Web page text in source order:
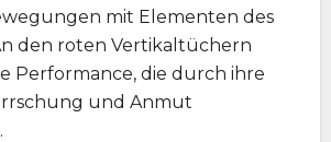
mit Elementen des
den roten Vertikaltüchern
Performance, die durch ihre
und Anmut